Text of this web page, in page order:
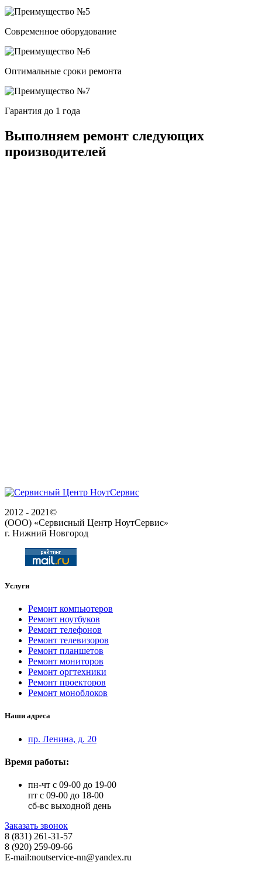
Современное оборудование
Оптимальные сроки ремонта
Гарантия до 1 года
Выполняем ремонт следующих
производителей
2012 - 2021©
(ООО) «Сервисный Центр НоутСервис»
г. Нижний Новгород
Услуги
Ремонт компьютеров
Ремонт ноутбуков
Ремонт телефонов
Ремонт телевизоров
Ремонт планшетов
Ремонт мониторов
Ремонт оргтехники
Ремонт проекторов
Ремонт моноблоков
Наши адреса
пр. Ленина, д. 20
Время работы:
пн-чт с 09-00 до 19-00
пт с 09-00 до 18-00
сб-вс выходной день
Заказать звонок
8 (831) 261-31-57
8 (920) 259-09-66
E-mail:noutservice-nn@yandex.ru